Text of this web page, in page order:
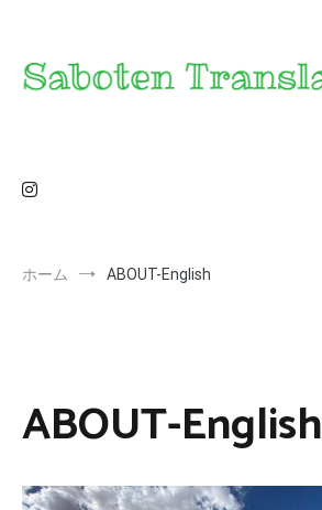
ホーム ABOUT-English
ABOUT-English